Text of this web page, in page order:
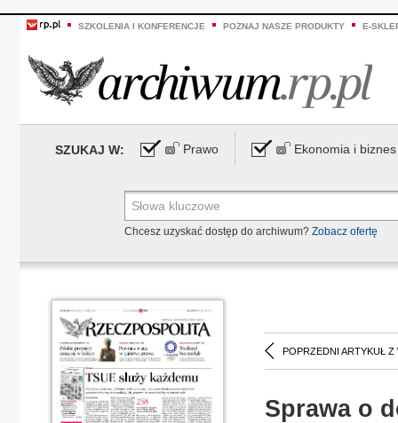
SZKOLENIA I KONFERENCJE POZNAJ NASZE PRODUKTY E-
SZUKAJ W: Prawo Ekonomia i biznes
Chcesz uzyskać dostęp do archiwum? Zobacz ofertę
POPRZEDNI ARTYKUŁ Z
Sprawa o